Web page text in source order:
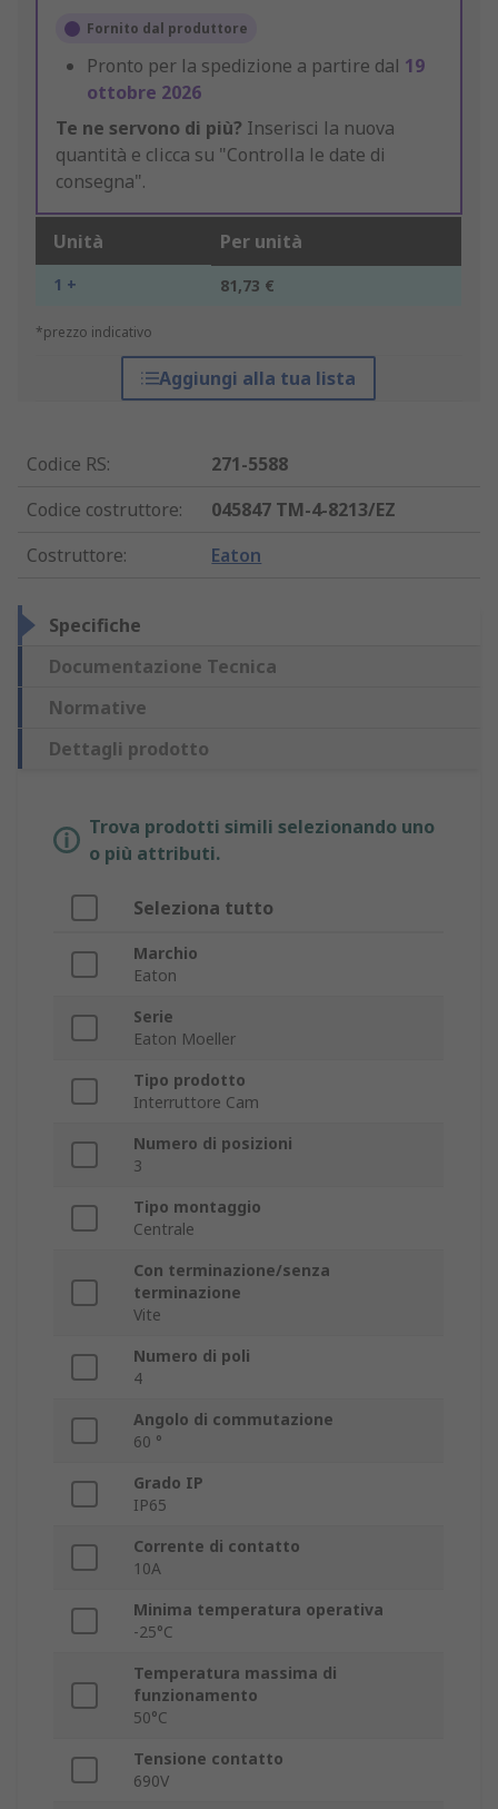
Fornito dal produttore
Pronto per la spedizione a partire dal 19
ottobre 2026
Te ne servono di più? Inserisci la nuova
quantità e clicca su "Controlla le date di
consegna".
Unità Per unità
1 + 81,73 €
*prezzo indicativo
Aggiungi alla tua lista
Codice RS:
271-5588
Codice costruttore:
045847 TM-4-8213/EZ
Costruttore: Eaton
Specifiche
Documentazione Tecnica
Normative
Dettagli prodotto
Trova prodotti simili selezionando uno
o più attributi.
Seleziona tutto
Marchio
Eaton
Serie
Eaton Moeller
Tipo prodotto
Interruttore Cam
Numero di posizioni
3
Tipo montaggio
Centrale
Con terminazione/senza
terminazione
Vite
Numero di poli
4
Angolo di commutazione
60 °
Grado IP
IP65
Corrente di contatto
10A
Minima temperatura operativa
-25°C
Temperatura massima di
funzionamento
50°C
Tensione contatto
690V